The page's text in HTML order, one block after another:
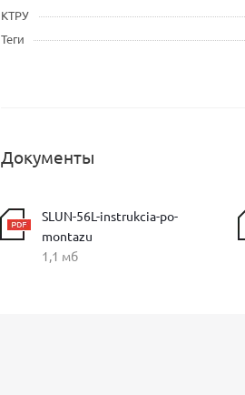
КТРУ
Теги
Документы
SLUN-56L-instrukcia-po-
montazu
1,1 мб